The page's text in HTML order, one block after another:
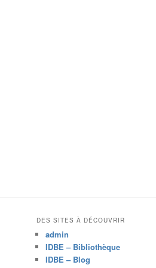
DES SITES À DÉCOUVRIR
admin
IDBE – Bibliothèque
IDBE – Blog